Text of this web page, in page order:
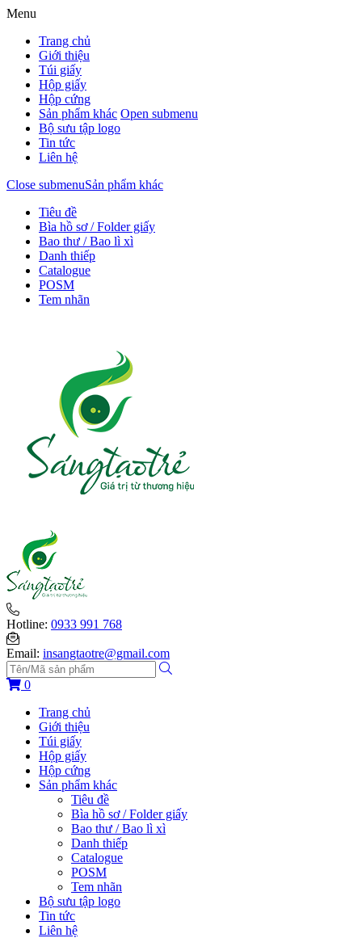
Menu
Trang chủ
Giới thiệu
Túi giấy
Hộp giấy
Hộp cứng
Sản phẩm khác Open submenu
Bộ sưu tập logo
Tin tức
Liên hệ
Close submenuSản phẩm khác
Tiêu đề
Bìa hồ sơ / Folder giấy
Bao thư / Bao lì xì
Danh thiếp
Catalogue
POSM
Tem nhãn
Hotline: 0933 991 768
Email: insangtaotre@gmail.com
0
Trang chủ
Giới thiệu
Túi giấy
Hộp giấy
Hộp cứng
Sản phẩm khác
Tiêu đề
Bìa hồ sơ / Folder giấy
Bao thư / Bao lì xì
Danh thiếp
Catalogue
POSM
Tem nhãn
Bộ sưu tập logo
Tin tức
Liên hệ